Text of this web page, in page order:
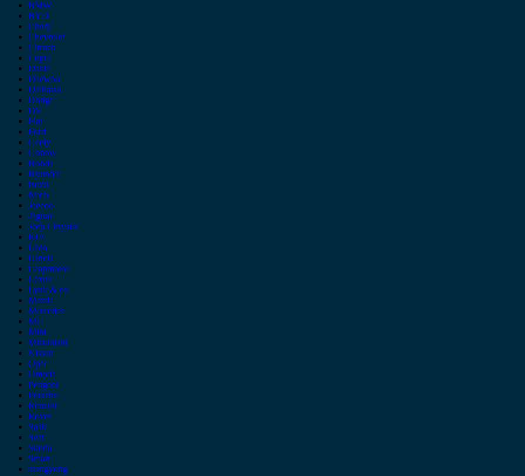
BMW
BYD
Chery
Chevrolet
Citroen
Cupra
Dacia
Daewoo
Daihatsu
Dodge
DS
Fiat
Ford
Geely
Gonow
Honda
Hyundai
Isuzu
iveco
Jaecoo
Jaguar
Jeep Chrysler
KIA
Lada
Lancia
Leapmotor
Lexus
Lynk & co
Mazda
Mercedes
MG
Mini
Mitsubishi
Nissan
Opel
Omoda
Peugeot
Porsche
Renault
Rover
Saab
Seat
Skoda
Smart
ssangyong